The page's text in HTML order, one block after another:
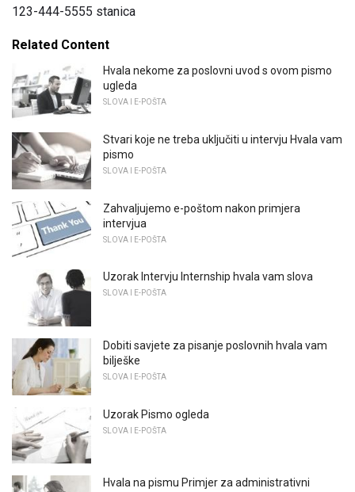
123-444-5555 stanica
Related Content
Hvala nekome za poslovni uvod s ovom pismo
ugleda
SLOVA I E-POŠTA
Stvari koje ne treba uključiti u intervju Hvala vam
pismo
SLOVA I E-POŠTA
Zahvaljujemo e-poštom nakon primjera
intervjua
SLOVA I E-POŠTA
Uzorak Intervju Internship hvala vam slova
SLOVA I E-POŠTA
Dobiti savjete za pisanje poslovnih hvala vam
bilješke
SLOVA I E-POŠTA
Uzorak Pismo ogleda
SLOVA I E-POŠTA
Hvala na pismu Primjer za administrativni